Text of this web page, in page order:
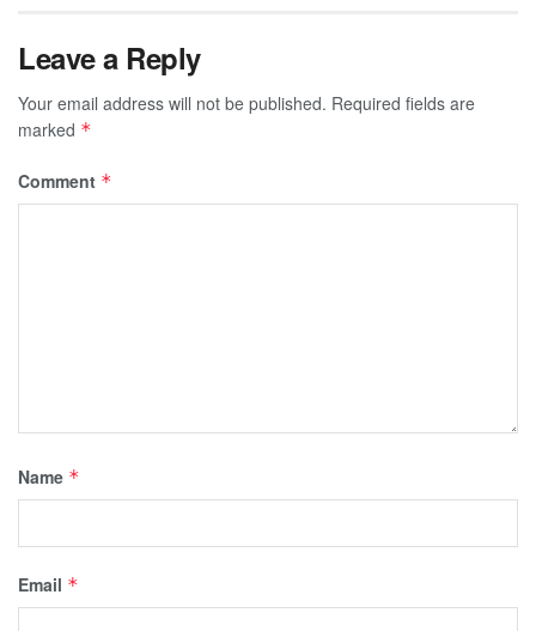
Leave a Reply
Your email address will not be published. Required fields are
marked *
Comment *
Name *
Email *